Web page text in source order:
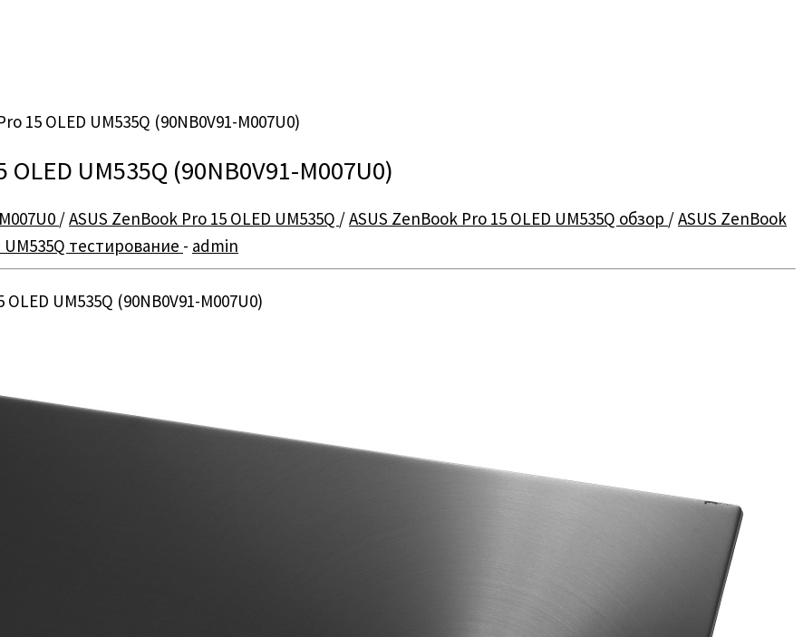
15 OLED UM535Q (90NB0V91-M007U0)
UM535Q (90NB0V91-M007U0)
/ASUS ZenBook Pro 15 OLED UM535Q /ASUS ZenBook Pro 15 OLED UM535Q обзор /ASUS ZenBook
UM535Q тестирование - admin
UM535Q (90NB0V91-M007U0)